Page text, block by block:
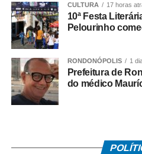
COMENTE ABAIXO:
WhatsApp
Facebook
CULTURA 17 horas
10ª Festa
Pelourinho
RONDONÓPOLIS 1
Prefeitura de
do médico